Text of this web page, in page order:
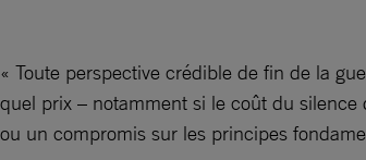
« Toute perspective crédible de fin de la
quel prix – notamment si le coût du silence
ou un compromis sur les principes